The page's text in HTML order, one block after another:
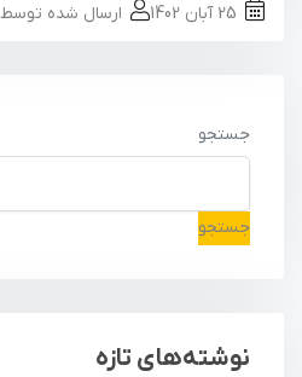
ارسال شده توسط
جستجو
جستجو
نوشته‌های تازه